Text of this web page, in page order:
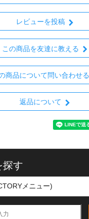
レビューを投稿
この商品を友達に教える
商品について問い合わせる
返品について
探す